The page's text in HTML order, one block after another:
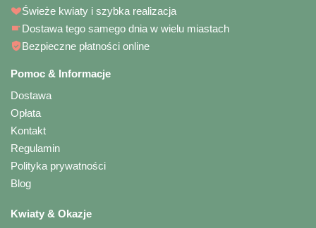
Świeże kwiaty i szybka realizacja
Dostawa tego samego dnia w wielu miastach
Bezpieczne płatności online
Pomoc & Informacje
Dostawa
Opłata
Kontakt
Regulamin
Polityka prywatności
Blog
Kwiaty & Okazje